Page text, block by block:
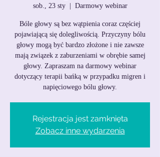
sob., 23 sty
  |
Darmowy webinar
Bóle głowy są bez wątpienia coraz częściej
pojawiającą się dolegliwością. Przyczyny bólu
głowy mogą być bardzo złożone i nie zawsze
mają związek z zaburzeniami w obrębie samej
głowy. Zapraszam na darmowy webinar
dotyczący terapii bańką w przypadku migren i
napięciowego bólu głowy.
Rejestracja jest zamknięta
Zobacz inne wydarzenia